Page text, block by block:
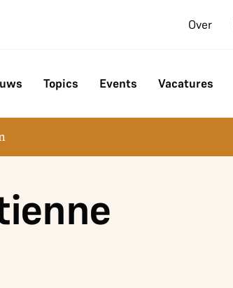
Over
Topics Events Vacatures